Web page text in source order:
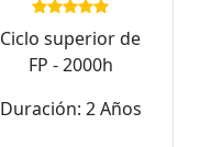
Ciclo superior de
FP - 2000h
Duración: 2 Años